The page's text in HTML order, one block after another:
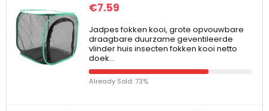
€7.59
Jadpes fokken kooi, grote opvouwbare
draagbare duurzame geventileerde
vlinder huis insecten fokken kooi netto
doek…
Already Sold: 73%